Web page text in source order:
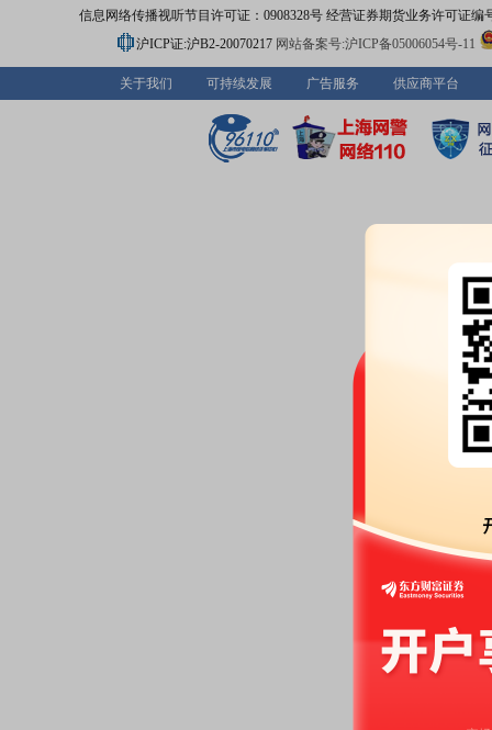
信息网络传播视听节目许可证：0908328号 经营证券期货业务许可证编
沪ICP证:沪B2-20070217 网站备案号:沪ICP备05006054号-11
关于我们 可持续发展 广告服务 供应商平台